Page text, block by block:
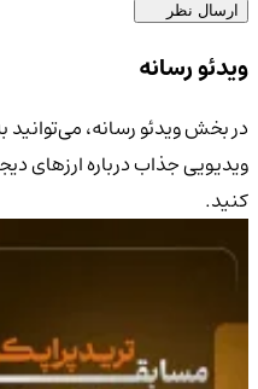
ارسال نظر
4.9/5
ویدئو رسانه
در بخش ویدئو رسانه، می‌توانید
ویدیویی جذاب درباره ارزهای
کنید.